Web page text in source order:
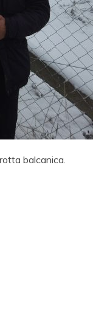
balcanica.